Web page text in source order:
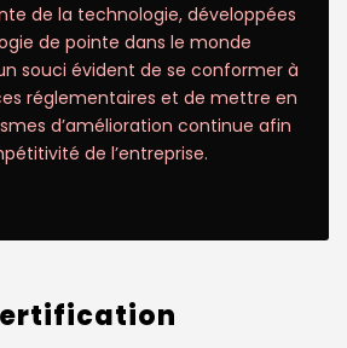
de la technologie, développées
de pointe dans le monde
souci évident de se conformer à
réglementaires et de mettre en
d’amélioration continue afin
de l’entreprise.